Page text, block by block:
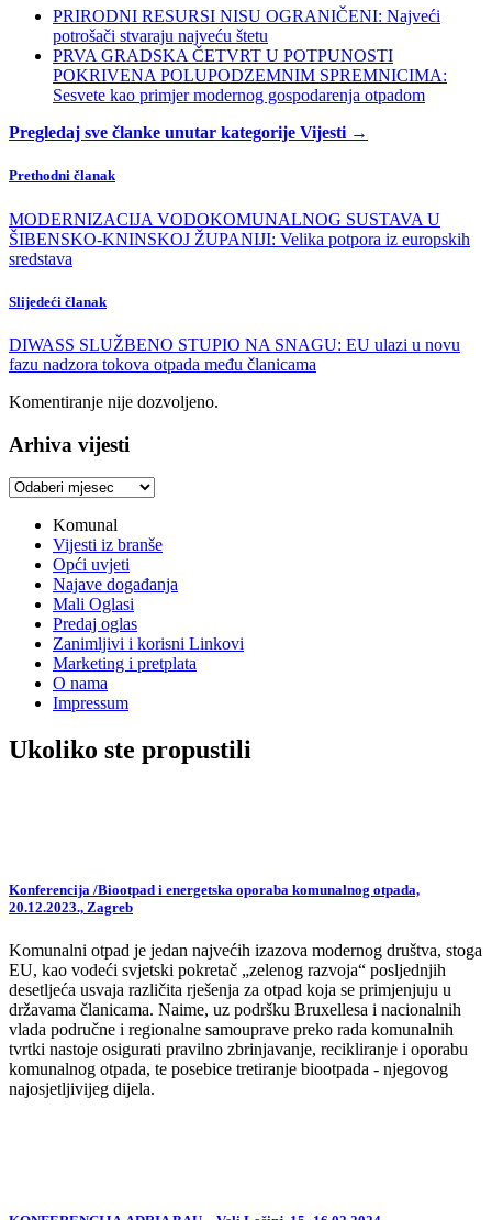
PRIRODNI RESURSI NISU OGRANIČENI: Najveći
potrošači stvaraju najveću štetu
PRVA GRADSKA ČETVRT U POTPUNOSTI
POKRIVENA POLUPODZEMNIM SPREMNICIMA:
Sesvete kao primjer modernog gospodarenja otpadom
Pregledaj sve članke unutar kategorije Vijesti →
Prethodni članak
MODERNIZACIJA VODOKOMUNALNOG SUSTAVA U
ŠIBENSKO-KNINSKOJ ŽUPANIJI: Velika potpora iz europskih
sredstava
Slijedeći članak
DIWASS SLUŽBENO STUPIO NA SNAGU: EU ulazi u novu
fazu nadzora tokova otpada među članicama
Komentiranje nije dozvoljeno.
Arhiva vijesti
Arhiva
Komunal
Vijesti iz branše
Opći uvjeti
Najave događanja
Mali Oglasi
Predaj oglas
Zanimljivi i korisni Linkovi
Marketing i pretplata
O nama
Impressum
Ukoliko ste propustili
Konferencija /Biootpad i energetska oporaba komunalnog otpada,
20.12.2023., Zagreb
Komunalni otpad je jedan najvećih izazova modernog društva, stoga
EU, kao vodeći svjetski pokretač „zelenog razvoja“ posljednjih
desetljeća usvaja različita rješenja za otpad koja se primjenjuju u
državama članicama. Naime, uz podršku Bruxellesa i nacionalnih
vlada područne i regionalne samouprave preko rada komunalnih
tvrtki nastoje osigurati pravilno zbrinjavanje, recikliranje i oporabu
komunalnog otpada, te posebice tretiranje biootpada - njegovog
najosjetljivijeg dijela.